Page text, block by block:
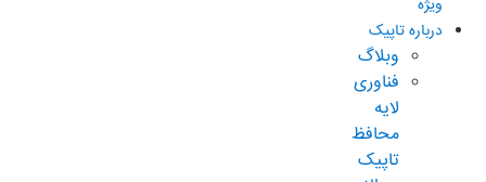
ویژه
درباره تاپیک
وبلاگ
فناوری
لایه
محافظ
تاپیک